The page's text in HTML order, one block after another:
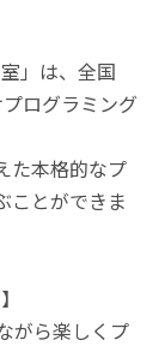
」は、全国
ログラミング
た本格的なプ
ことができま
がら楽しくプ